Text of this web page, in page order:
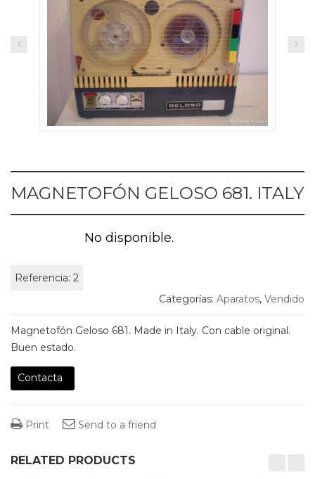
MAGNETOFÓN GELOSO 681. ITALY
No disponible.
Referencia: 2
Categorías: Aparatos, Vendido
Magnetofón Geloso 681. Made in Italy. Con cable original.
Buen estado.
Contacta
Print Send to a friend
RELATED PRODUCTS